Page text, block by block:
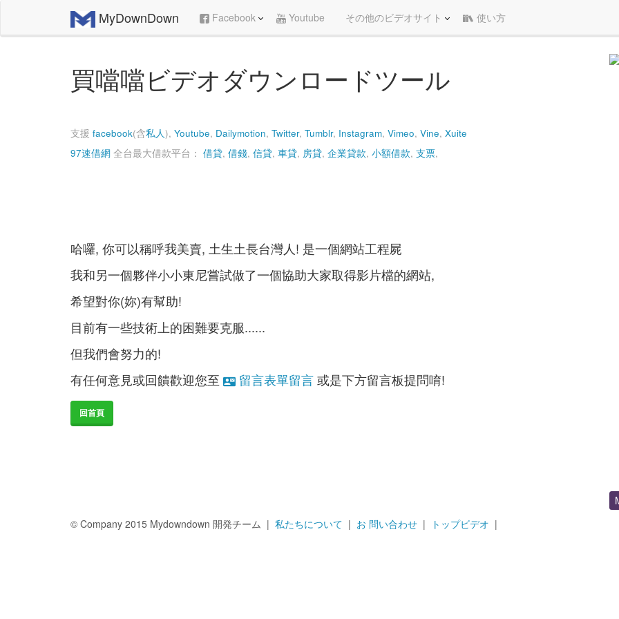
MyDownDown Facebook Youtube その他のビデオサイト 使い方
買噹噹ビデオダウンロードツール
支援 facebook(含私人), Youtube, Dailymotion, Twitter, Tumblr, Instagram, Vimeo, Vine, Xuite
97速借網 全台最大借款平台： 借貸, 借錢, 信貸, 車貸, 房貸, 企業貸款, 小額借款, 支票,
哈囉, 你可以稱呼我美賣, 土生土長台灣人! 是一個網站工程屍
我和另一個夥伴小小東尼嘗試做了一個協助大家取得影片檔的網站,
希望對你(妳)有幫助!
目前有一些技術上的困難要克服......
但我們會努力的!
有任何意見或回饋歡迎您至
留言表單留言或是下方留言板提問唷!
回首頁
© Company 2015 Mydowndown 開発チーム | 私たちについて | お 問い合わせ | トップビデオ |